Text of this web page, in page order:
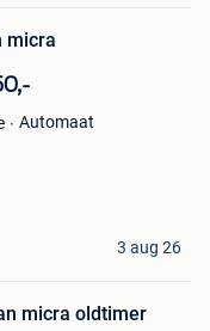
micra
Automaat
3 aug 26
micra oldtimer